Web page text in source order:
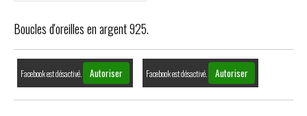
Boucles d'oreilles en argent 925.
Facebook est désactivé. Autoriser Facebook est désactivé. Autoriser